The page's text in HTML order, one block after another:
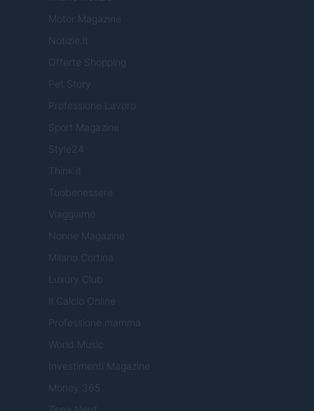
Motor Magazine
Notizie.it
Offerte Shopping
Pet Story
Professione Lavoro
Sport Magazine
Style24
Think.it
Tuobenessere
Viaggiamo
Nonne Magazine
Milano Cortina
Luxury Club
Il Calcio Online
Professione mamma
World Music
Investimenti Magazine
Money 365